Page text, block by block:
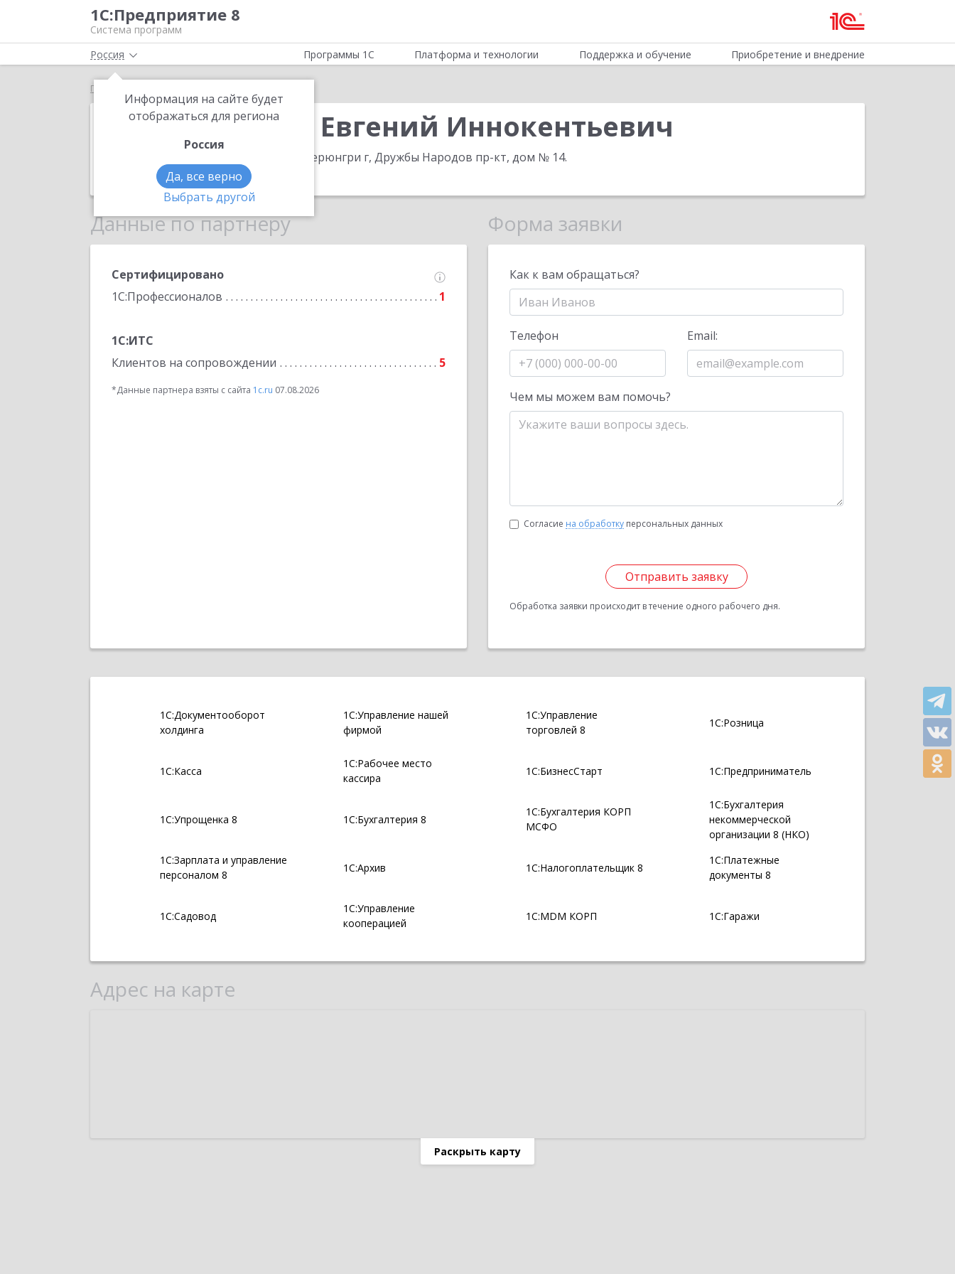
1С:Предприятие 8
Система программ
Россия
Информация на сайте будет
отображаться для региона
Россия
Да, все верно
Выбрать другой
Программы 1С Платформа и технологии Поддержка и обучение Приобретение и внедрение
Главная
ИП Рязанский Евгений Иннокентьевич
678967, Саха /Якутия/ Респ, Нерюнгри г, Дружбы Народов пр-кт, дом № 14.
Телефон: +7 (41147) 4-4727
Данные по партнеру
Сертифицировано
1С:Профессионалов
1
1С:ИТС
Клиентов на сопровождении
5
*Данные партнера взяты с сайта 1c.ru 07.08.2026
Форма заявки
Как к вам обращаться?
Телефон Email:
Чем мы можем вам помочь?
Согласие на обработку персональных данных
Отправить заявку
Обработка заявки происходит в течение одного рабочего дня.
1С:Документооборот
холдинга
1С:Управление нашей
фирмой
1С:Управление
торговлей 8
1С:Розница
1С:Касса
1С:Рабочее место
кассира
1С:БизнесСтарт 1С:Предприниматель
1С:Упрощенка 8 1С:Бухгалтерия 8
1С:Бухгалтерия КОРП
МСФО
1С:Бухгалтерия
некоммерческой
организации 8 (НКО)
1С:Зарплата и управление
персоналом 8
1С:Архив 1С:Налогоплательщик 8
1С:Платежные
документы 8
1С:Садовод
1С:Управление
кооперацией
1С:MDM КОРП 1С:Гаражи
Адрес на карте
Раскрыть карту